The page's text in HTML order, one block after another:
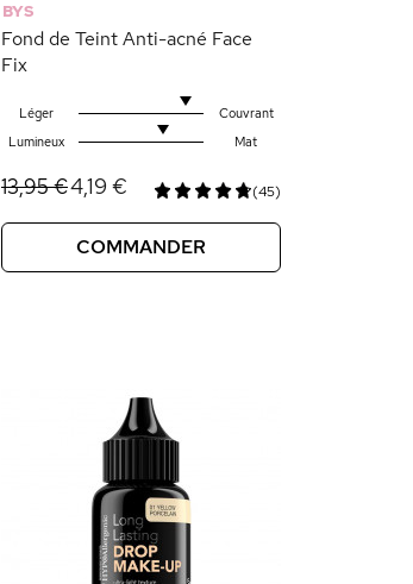
BYS
Fond de Teint Anti-acné Face
Fix
Léger
Couvrant
Lumineux
Mat
13,95 €4,19 € (45)
COMMANDER